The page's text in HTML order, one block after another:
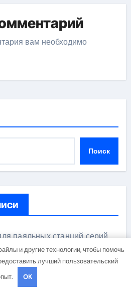
вам необходимо
Поиск
паяльных станций серий
маты с сертификатом
и другие технологии, чтобы помочь
лучший пользовательский
OK